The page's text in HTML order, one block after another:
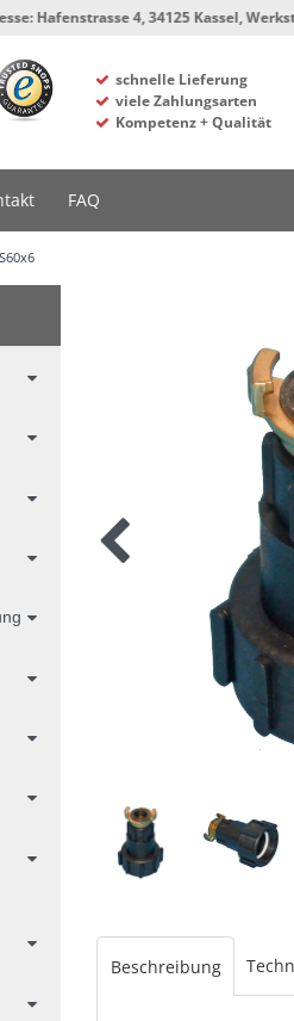
4, 34125 Kassel, Werkstatt
schnelle Lieferung
viele Zahlungsarten
Kompetenz + Qualität
FAQ
Beschreibung